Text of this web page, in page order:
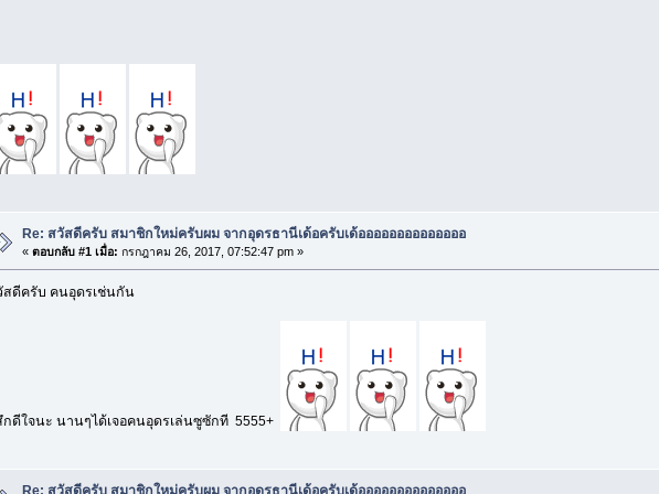
Re: สวัสดีครับ สมาชิกใหม่ครับผม จากอุดรธานีเด้อครับเด้ออออออออออออออ
«ตอบกลับ #1 เมื่อ: กรกฎาคม 26, 2017, 07:52:47 pm »
สดีครับ คนอุดรเช่นกัน
กดีใจนะ นานๆได้เจอคนอุดรเล่นซูซักที 5555+